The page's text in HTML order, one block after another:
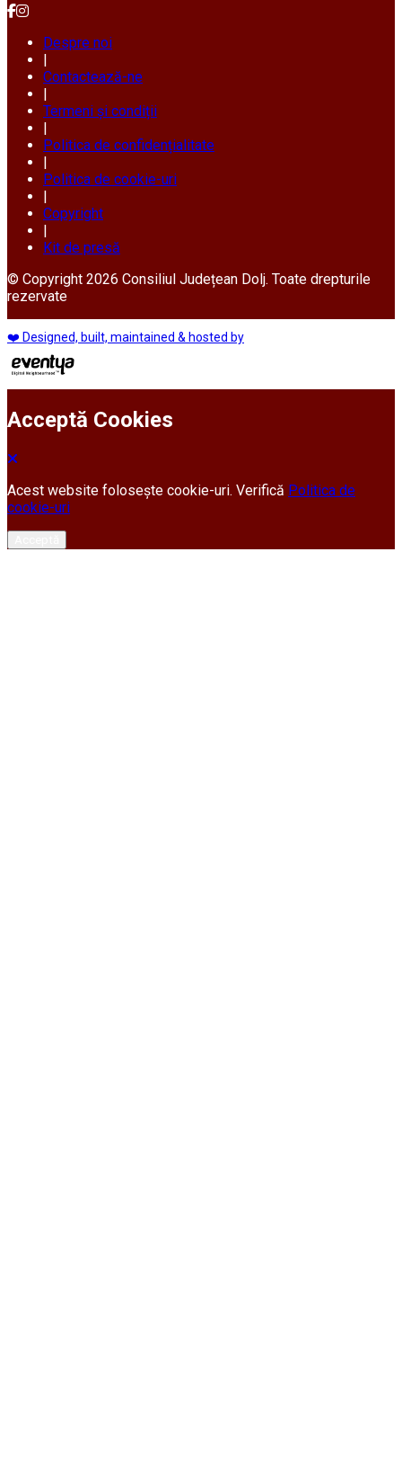
Despre noi
Contactează-ne
Termeni și condiții
Politica de confidențialitate
Politica de cookie-uri
Copyright
Kit de presă
© Copyright 2026 Consiliul Județean Dolj. Toate drepturile
rezervate
❤️ Designed, built, maintained & hosted by
Acceptă Cookies
Acest website folosește cookie-uri. Verifică Politica de
cookie-uri